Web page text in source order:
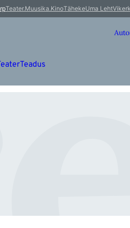
Teater.Muusika.KinoTähekeUma Leht
Teadus